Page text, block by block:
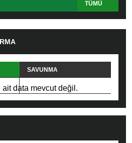
TÜMÜ
SAVUNMA
FAUL
ait data mevcut değil.